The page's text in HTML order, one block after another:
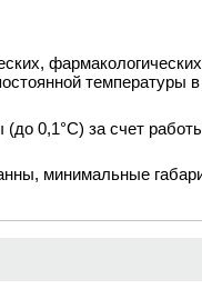
температуры в
0,1°С) за счет
минимальные